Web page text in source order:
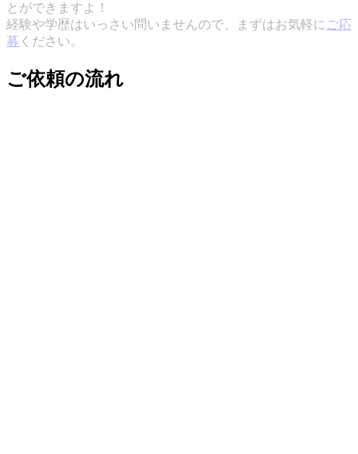
とができますよ！
経験や学歴はいっさい問いませんので、まずはお気軽に ご応
募 ください。
ご依頼の流れ